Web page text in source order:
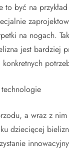
to być na
na nogach.
jest bardziej
a wraz z
dziecięcej